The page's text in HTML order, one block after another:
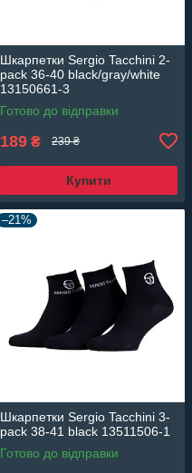
Шкарпетки Sergio Tacchini 2-
pack 36-40 black/gray/white
13150661-3
Готово до відправки
189 ₴ 239 ₴
Купити
–21%
Шкарпетки Sergio Tacchini 3-
pack 38-41 black 13511506-1
Готово до відправки